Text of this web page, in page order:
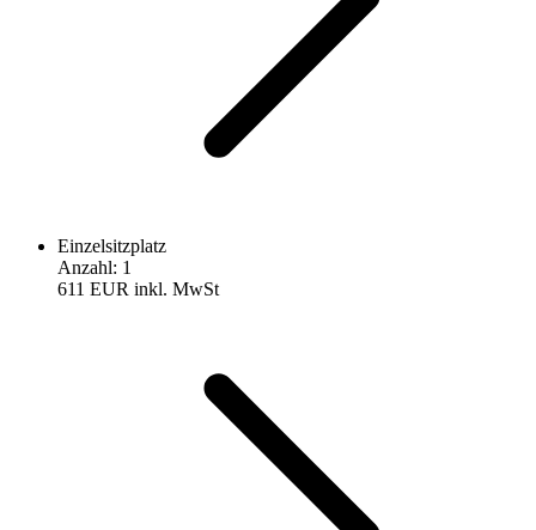
Einzelsitzplatz
Anzahl: 1
611 EUR inkl. MwSt